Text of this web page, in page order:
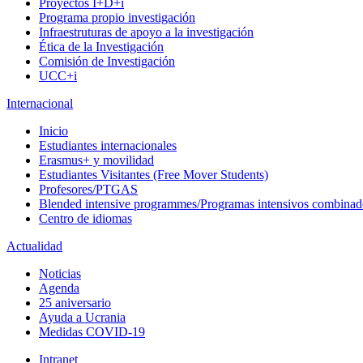
Proyectos I+D+i
Programa propio investigación
Infraestruturas de apoyo a la investigación
Ética de la Investigación
Comisión de Investigación
UCC+i
Internacional
Inicio
Estudiantes internacionales
Erasmus+ y movilidad
Estudiantes Visitantes (Free Mover Students)
Profesores/PTGAS
Blended intensive programmes/Programas intensivos
Centro de idiomas
Actualidad
Noticias
Agenda
25 aniversario
Ayuda a Ucrania
Medidas COVID-19
Intranet